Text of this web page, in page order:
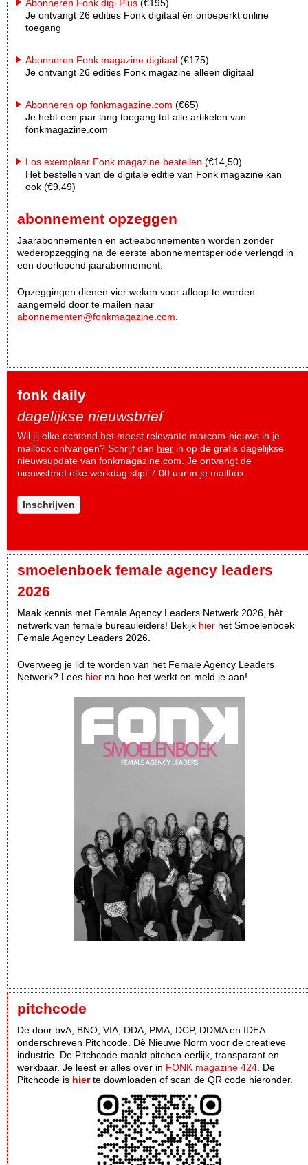
Abonneren Fonk digi Plus (€195)
Je ontvangt 26 edities Fonk digitaal én onbeperkt online
toegang
Abonneren Fonk magazine digitaal (€175)
Je ontvangt 26 edities Fonk magazine alleen digitaal
Abonneren op fonkmagazine.com (€65)
Je hebt een jaar lang toegang tot alle artikelen van
fonkmagazine.com
Los exemplaar Fonk magazine bestellen (€14,50)
Het bestellen van de digitale editie van Fonk magazine kan
ook (€9,49)
abonnement opzeggen
Jaarabonnementen en actieabonnementen worden zonder
wederopzegging na de eerste abonnementsperiode verlengd in
een doorlopend jaarabonnement.
Opzeggingen dienen vier weken voor afloop te worden
aangemeld door te mailen naar
abonnementen@fonkmagazine.com.
fonk daily
dagelijkse nieuwsbrief
Wil jij elke ochtend het meest relevante marcom-nieuws in je
mailbox ontvangen? Schrijf dan hier in op de gratis dagelijkse
nieuwsupdate van fonkmagazine.com. Je ontvangt de
nieuwsbrief elke werkdag stipt 7.00 uur in je mailbox.
Inschrijven
smoelenboek female agency leaders
2026
Maak kennis met Female Agency Leaders Netwerk 2026, hèt
netwerk van female bureauleiders! Bekijk hier het Smoelenboek
Female Agency Leaders 2026.
Overweeg je lid te worden van het Female Agency Leaders
Netwerk? Lees hier na hoe het werkt en meld je aan!
pitchcode
De door bvA, BNO, VIA, DDA, PMA, DCP, DDMA en IDEA
onderschreven Pitchcode. Dè Nieuwe Norm voor de creatieve
industrie. De Pitchcode maakt pitchen eerlijk, transparant en
werkbaar. Je leest er alles over in FONK magazine 424 . De
Pitchcode is hierte downloaden of scan de QR code hieronder.